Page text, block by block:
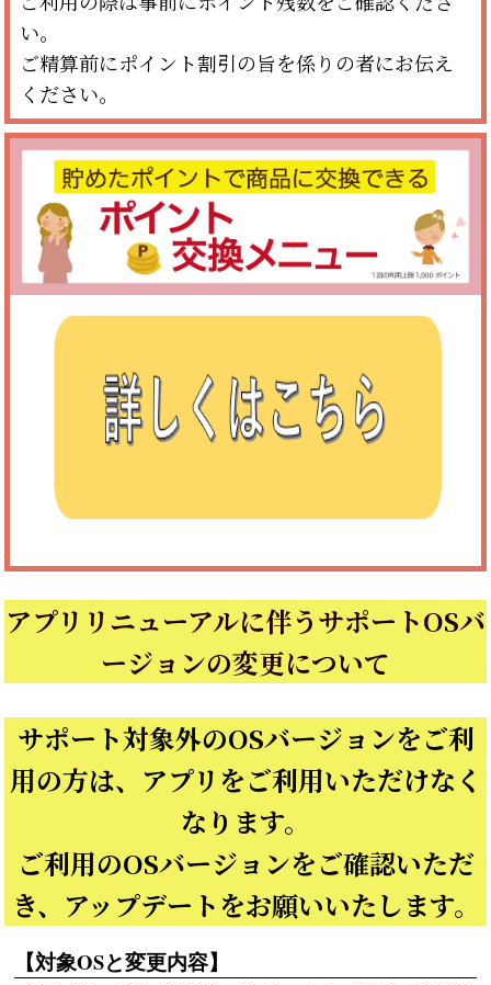
い。
ご精算前にポイント割引の旨を係りの者にお伝え
ください。
アプリリニューアルに伴うサポートOSバ
ージョンの変更について
サポート対象外のOSバージョンをご利
用の方は、アプリをご利用いただけなく
なります。
ご利用のOSバージョンをご確認いただ
き、アップデートをお願いいたします。
【対象OSと変更内容】